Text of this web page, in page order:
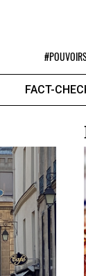
FACT-